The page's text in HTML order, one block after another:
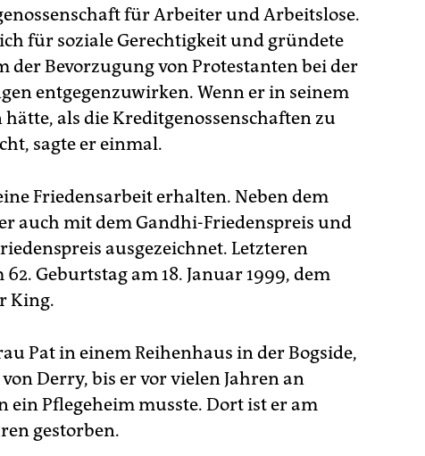
für Arbeiter und Arbeitslose.
für soziale Gerechtigkeit und gründete
der Bevorzugung von Protestanten bei der
entgegenzuwirken. Wenn er in seinem
als die Kreditgenossenschaften zu
sagte er einmal.
Friedensarbeit erhalten. Neben dem
auch mit dem Gandhi-Friedenspreis und
ausgezeichnet. Letzteren
Geburtstag am 18. Januar 1999, dem
King.
Pat in einem Reihenhaus in der Bogside,
Derry, bis er vor vielen Jahren an
Pflegeheim musste. Dort ist er am
gestorben.